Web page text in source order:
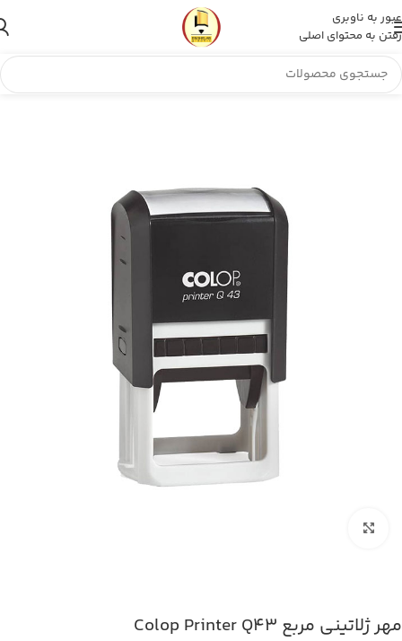
عبور به ناوبری
رفتن به محتوای اصلی
مهر انقلاب» فروشگاه
مهر ژلاتینی مربع Colop Printer Q43